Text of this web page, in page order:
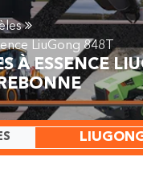
LiuGong 848T
À ESSENCE